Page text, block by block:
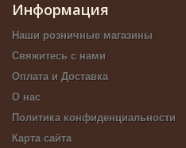
Информация
Наши розничные магазины
Свяжитесь с нами
Оплата и Доставка
О нас
Политика конфиденциальности
Карта сайта